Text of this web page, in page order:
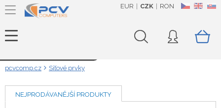
CZ EN SK
EUR CZK RON
pcvcomp.cz Síťové prvky
NEJPRODÁVANĚJŠÍ PRODUKTY